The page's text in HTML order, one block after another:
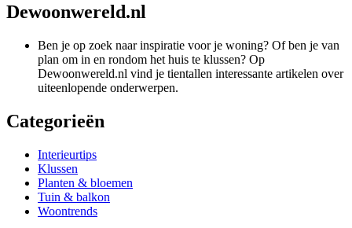
Dewoonwereld.nl
Ben je op zoek naar inspiratie voor je woning? Of ben je van
plan om in en rondom het huis te klussen? Op
Dewoonwereld.nl vind je tientallen interessante artikelen over
uiteenlopende onderwerpen.
Categorieën
Interieurtips
Klussen
Planten & bloemen
Tuin & balkon
Woontrends